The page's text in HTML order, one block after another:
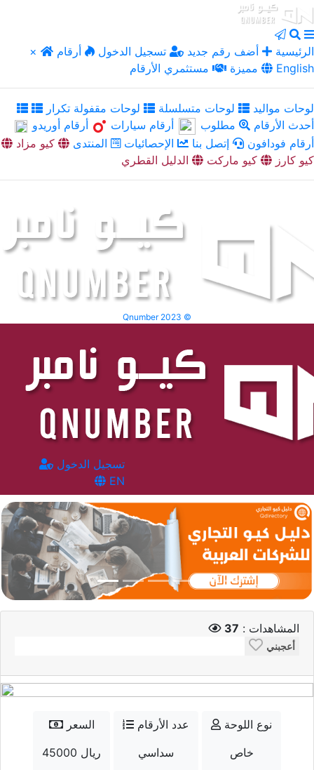
× الرئيسية أضف رقم جديد تسجيل الدخول
أرقام
مميزة
مستثمري الأرقام English
لوحات مواليد لوحات متسلسلة
لوحات مقفولة تكرار
أحدث الأرقام
مطلوب أرقام سيارات
أرقام أوريدو
أرقام فودافون
إتصل بنا الإحصائيات المنتدى
كيو مزاد
كيو كارز
كيو ماركت الدليل القطري
Qnumber 2023 ©
تسجيل الدخول
EN
المشاهدات : 37
أعجبني
السعر
45000 ريال
عدد الأرقام
سداسي
نوع اللوحة
خاص